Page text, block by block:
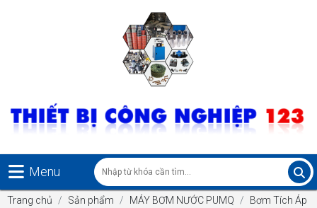
Menu
Trang chủ Sản phẩm MÁY BƠM NƯỚC PUMQ
Bơm Tích Áp